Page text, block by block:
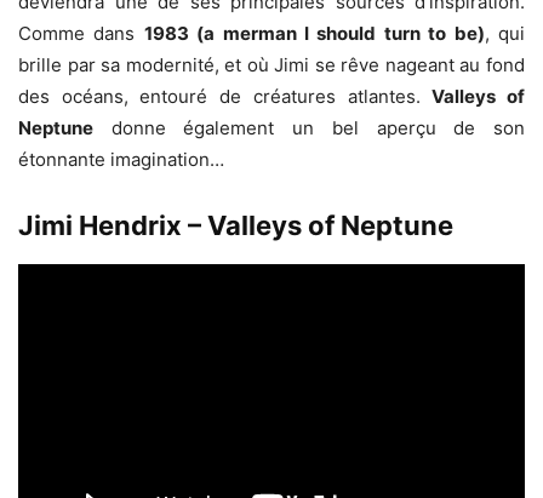
Comme dans 1983 (a merman I should turn to be), qui
brille par sa modernité, et où Jimi se rêve nageant au fond
des océans, entouré de créatures atlantes.Valleys of
Neptune donne également un bel aperçu de son
étonnante imagination…
Jimi Hendrix – Valleys of Neptune